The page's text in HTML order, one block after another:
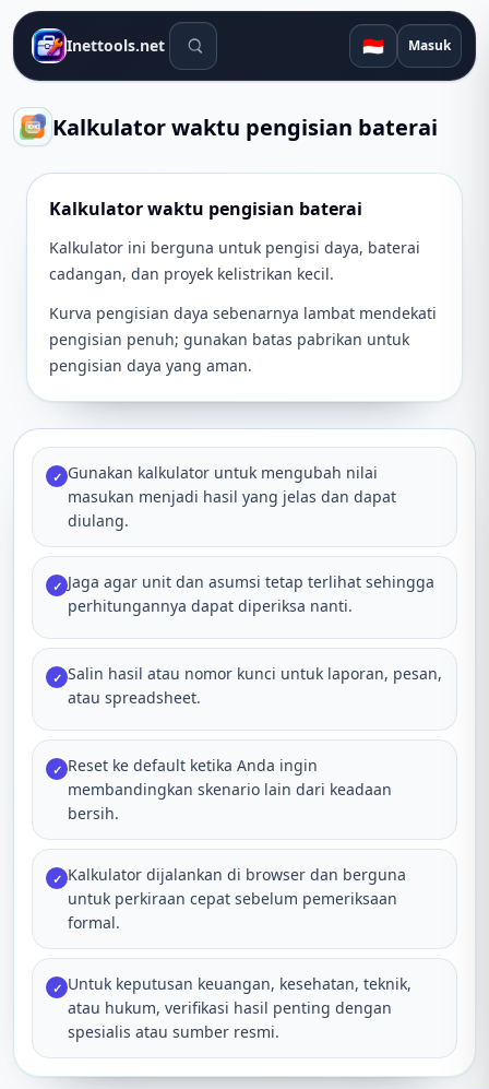
Inettools.net Alat pencarian 🇮🇩 Masuk
Kalkulator waktu pengisian baterai
Kalkulator waktu pengisian baterai
Kalkulator ini berguna untuk pengisi daya, baterai
cadangan, dan proyek kelistrikan kecil.
Kurva pengisian daya sebenarnya lambat mendekati
pengisian penuh; gunakan batas pabrikan untuk
pengisian daya yang aman.
✓ Gunakan kalkulator untuk mengubah nilai
masukan menjadi hasil yang jelas dan dapat
diulang.
✓ Jaga agar unit dan asumsi tetap terlihat sehingga
perhitungannya dapat diperiksa nanti.
✓ Salin hasil atau nomor kunci untuk laporan, pesan,
atau spreadsheet.
✓ Reset ke default ketika Anda ingin
membandingkan skenario lain dari keadaan
bersih.
✓ Kalkulator dijalankan di browser dan berguna
untuk perkiraan cepat sebelum pemeriksaan
formal.
✓ Untuk keputusan keuangan, kesehatan, teknik,
atau hukum, verifikasi hasil penting dengan
spesialis atau sumber resmi.